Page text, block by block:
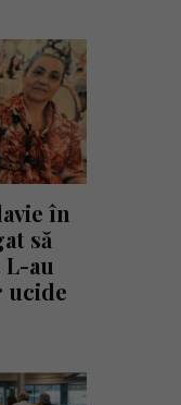
în
să
au
ucide